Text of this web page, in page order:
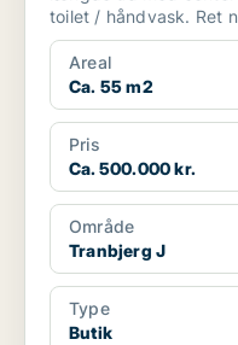
toilet / håndvask. Ret
Areal
Ca. 55 m2
Pris
Ca. 500.000 kr.
Område
Tranbjerg J
Type
Butik